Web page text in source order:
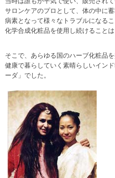
サロンケアのプロとして、体の中に
病素となって様々なトラブルになるこ
化学合成化粧品を使用し続けること
そこで、あらゆる国のハーブ化粧品
健康で暮らしていく素晴らしいイン
ーダ」でした。